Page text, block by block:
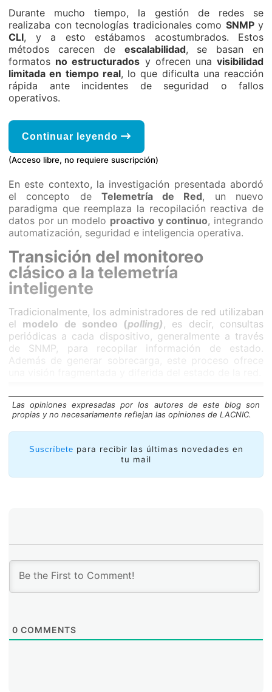
Durante mucho tiempo, la gestión de redes se
realizaba con tecnologías tradicionales como SNMPy
CLI, y a esto estábamos acostumbrados. Estos
métodos carecen de escalabilidad, se basan en
formatos no estructurados y ofrecen unavisibilidad
limitada en tiempo real, lo que dificulta una reacción
rápida ante incidentes de seguridad o fallos
operativos.
Continuar leyendo
(Acceso libre, no requiere suscripción)
En este contexto, la investigación presentada abordó
el concepto de Telemetría de Red, un nuevo
paradigma que reemplaza la recopilación reactiva de
datos por un modelo proactivo y continuo, integrando
automatización, seguridad e inteligencia operativa.
Transición del monitoreo
clásico a la telemetría
inteligente
Tradicionalmente, los administradores de red utilizaban
el modelo de sondeo (polling) , es decir, consultas
periódicas a cada dispositivo, generalmente a través
de SNMP, para recopilar información de estado.
Además de generar sobrecarga, este proceso ofrece
En vez de consultar a los dispositivos, latelemetría
moderna transmite de manera
de desempeño, consumo de CPU, tráfico o eventos de
Las opiniones expresadas por los autores de este blog son
propias y no necesariamente reflejan las opiniones de LACNIC.
Suscríbete para recibir las últimas novedades en
tu mail
0 COMMENTS